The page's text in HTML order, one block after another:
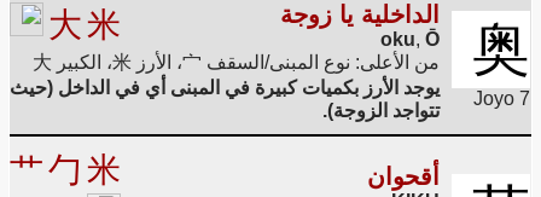
奥
Joyo 7
الداخلية يا زوجة
oku, Ō
大米
من الأعلى: نوع المبنى/السقف 宀، الأرز 米، الكبير 大
يوجد الأرز بكميات كبيرة في المبنى أي في الداخل (حيث
تتواجد الزوجة).
أقحوان 艹勹 米